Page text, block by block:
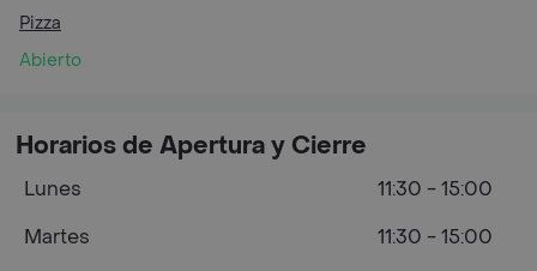
Pizza
Abierto
Horarios de Apertura y Cierre
Lunes
11:30 - 15:00
Martes
11:30 - 15:00